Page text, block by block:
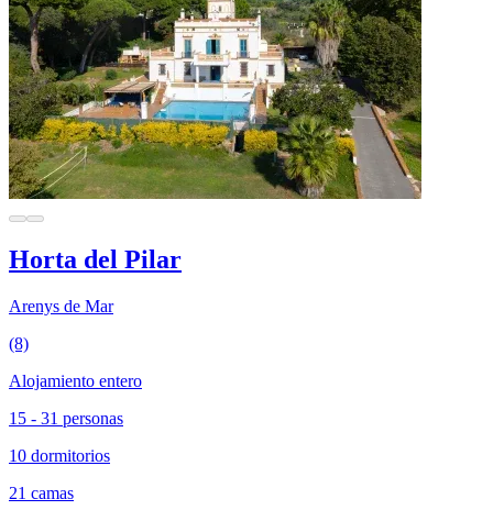
Horta del Pilar
Arenys de Mar
(8)
Alojamiento entero
15 - 31 personas
10 dormitorios
21 camas